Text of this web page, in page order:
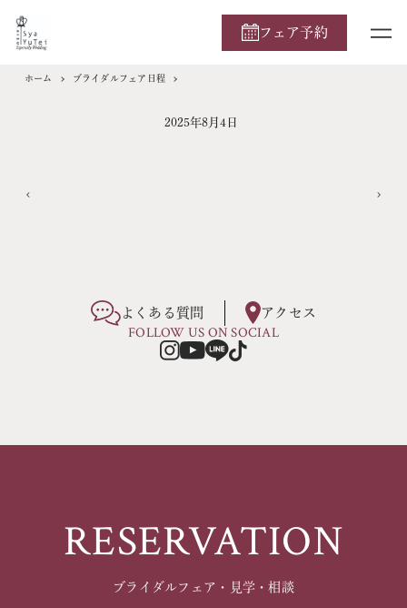
フェア予約
ホーム ブライダルフェア日程
2025年8月4日
よくある質問 アクセス
FOLLOW US ON SOCIAL
RESERVATION
ブライダルフェア・見学・相談